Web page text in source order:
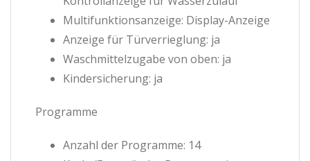
Multifunktionsanzeige: Display-Anzeige
Anzeige für Türverrieglung: ja
Waschmittelzugabe von oben: ja
Kindersicherung: ja
Programme
Anzahl der Programme: 14